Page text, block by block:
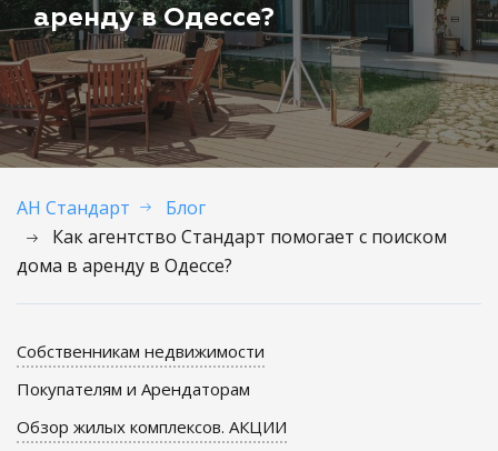
аренду в Одессе?
АН Стандарт
Блог
Как агентство Стандарт помогает с поиском
дома в аренду в Одессе?
Собственникам недвижимости
Покупателям и Арендаторам
Обзор жилых комплексов. АКЦИИ